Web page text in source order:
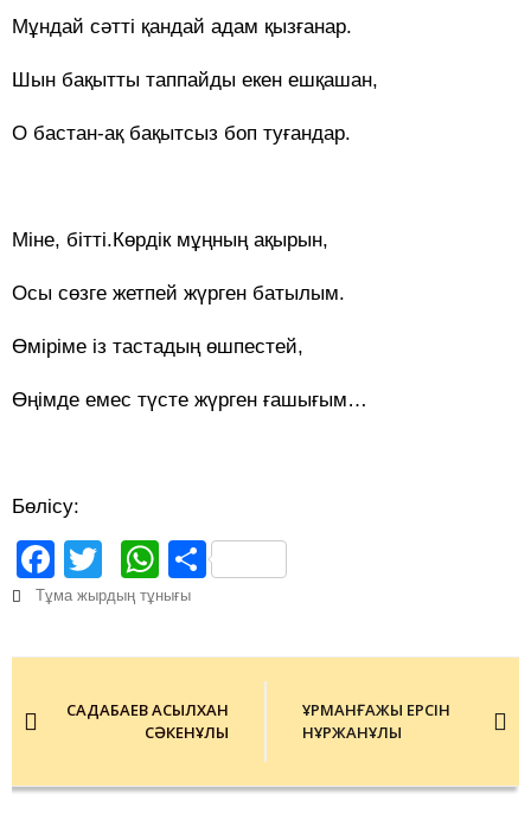
Мұндай сәтті қандай адам қызғанар.
Шын бақытты таппайды екен ешқашан,
О бастан-ақ бақытсыз боп туғандар.
Міне, бітті.Көрдік мұңның ақырын,
Осы сөзге жетпей жүрген батылым.
Өміріме із тастадың өшпестей,
Өңімде емес түсте жүрген ғашығым…
Бөлісу:
Facebook
TwitterWhatsApp
Share
Тұма жырдың тұнығы
navigation
САДАҚБАЕВ АСЫЛХАН
СӘКЕНҰЛЫ
ҚҰРМАНҒАЖЫ ЕРСІН
НҰРЖАНҰЛЫ